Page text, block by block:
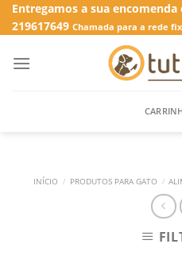
SkipEntregamos a sua
219617649 Chamada para a rede
INÍCIO / PRODUTOS PARA GATO /